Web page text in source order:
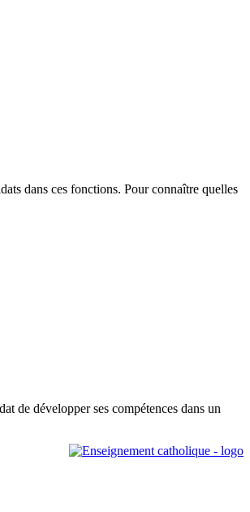
dans ces fonctions. Pour connaître quelles
de développer ses compétences dans un